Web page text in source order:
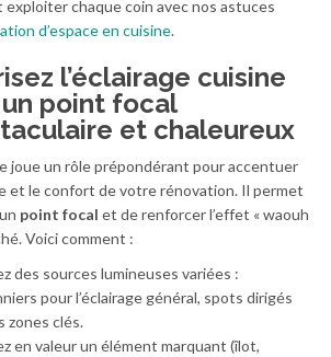
exploiter chaque coin avec nos astuces
d’espace en cuisine.
l’éclairage cuisine
point focal
et chaleureux
joue un rôle prépondérant pour accentuer
et le confort de votre rénovation. Il permet
point focal et de renforcer l’effet « waouh
Voici comment :
des sources lumineuses variées :
pour l’éclairage général, spots dirigés
zones clés.
en valeur un élément marquant (îlot,